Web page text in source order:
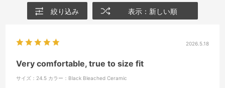
絞り込み 表示：新しい順
2026.5.18
Very comfortable, true to size fit
サイズ：24.5 カラー：Black Bleached Ceramic